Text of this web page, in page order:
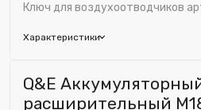
Ключ для воздухоотводчиков
Характеристики
Бренд: FAR
Исключить из публикации на
Q&E
расширительный